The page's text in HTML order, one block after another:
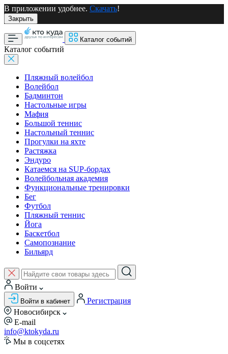
В приложении удобнее. Скачать!
Закрыть
Каталог событий
Каталог событий
Пляжный волейбол
Волейбол
Бадминтон
Настольные игры
Мафия
Большой теннис
Настольный теннис
Прогулки на яхте
Растяжка
Эндуро
Катаемся на SUP-бордах
Волейбольная академия
Функциональные тренировки
Бег
Футбол
Пляжный теннис
Йога
Баскетбол
Самопознание
Бильярд
Войти
Войти в кабинет
Регистрация
Новосибирск
E-mail
info@ktokyda.ru
Мы в соцсетях